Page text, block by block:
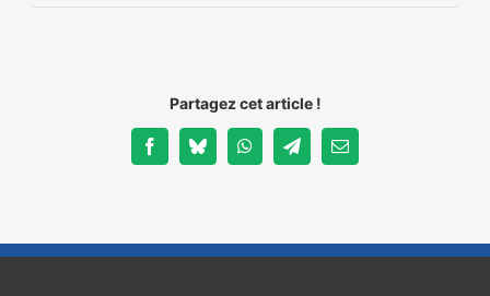
Partagez cet article !
FacebookBlueskyWhatsAppTelegramEmail